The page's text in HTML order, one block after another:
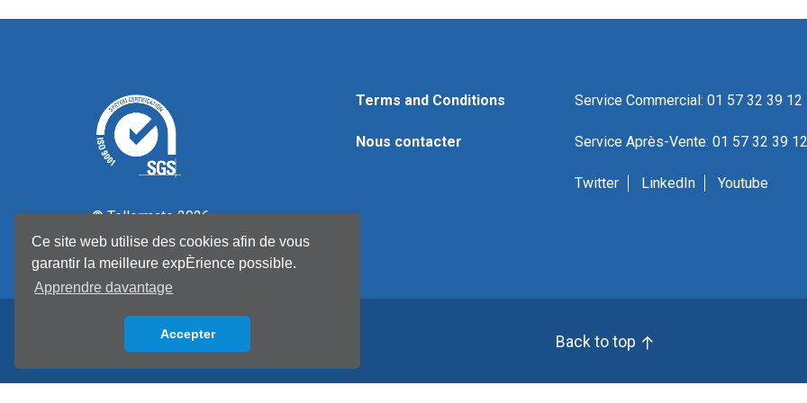
Ce site web utilise des cookies afin de vous
garantir la meilleure expÈrience possible.
Apprendre davantage
Accepter
© Tellermate 2026
Terms and Conditions
Nous contacter
Service Commercial: 01 57 32 39 12
Service Après-Vente: 01 57 32 39
Twitter LinkedIn Youtube
Back to top